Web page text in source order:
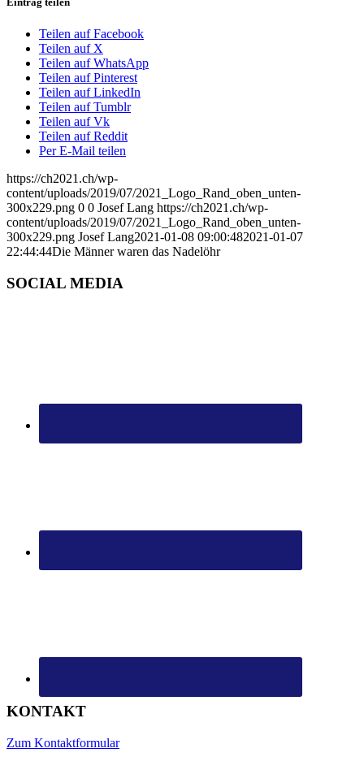
Teilen auf Facebook
Teilen auf X
Teilen auf WhatsApp
Teilen auf Pinterest
Teilen auf LinkedIn
Teilen auf Tumblr
Teilen auf Vk
Teilen auf Reddit
Per E-Mail teilen
https://ch2021.ch/wp-
content/uploads/2019/07/2021_Logo_Rand_oben_unten-
300x229.png 0 0 Josef Lang https://ch2021.ch/wp-
content/uploads/2019/07/2021_Logo_Rand_oben_unten-
300x229.png Josef Lang2021-01-08 09:00:482021-01-07
22:44:44Die Männer waren das Nadelöhr
SOCIAL MEDIA
KONTAKT
Zum Kontaktformular